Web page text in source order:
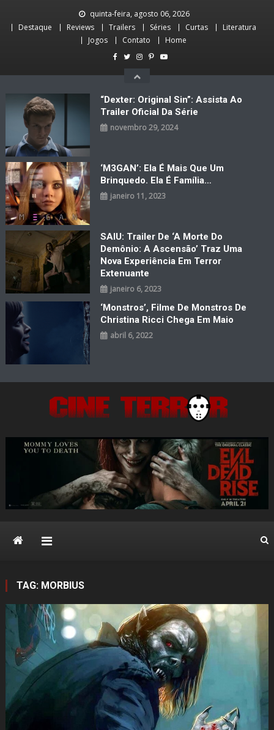
quinta-feira, agosto 06, 2026
Destaque
Reviews Trailers Séries Curtas
Literatura
Jogos
Contato Home
“Dexter: Original Sin”: Assista Ao
Trailer Oficial Da Série
novembro 29, 2024
‘M3GAN’: Ela É Mais Que Um
Brinquedo. Ela É Família…
janeiro 11, 2023
SAIU: Trailer De ‘A Morte Do
Demônio: A Ascensão’ Traz Uma
Nova Experiência Em Terror
Extenuante
janeiro 6, 2023
‘Monstros’, Filme De Monstros De
Christina Ricci Chega Em Maio
abril 6, 2022
Cine Terror
TAG: MORBIUS